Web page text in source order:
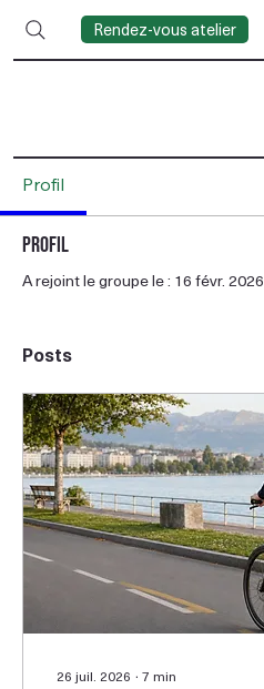
Rendez-vous atelier
Profil
Profil
A rejoint le groupe le : 16 févr. 2026
Posts
26 juil. 2026 ∙ 7 min